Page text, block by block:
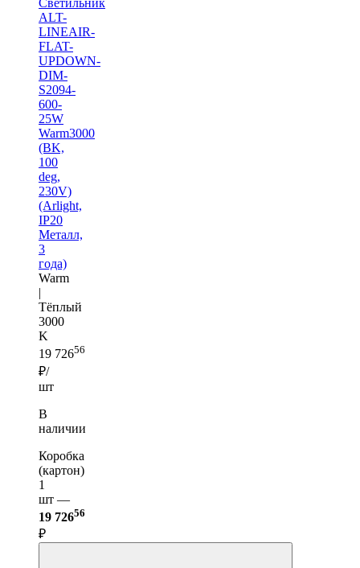
Светильник
ALT-
LINEAIR-
FLAT-
UPDOWN-
DIM-
S2094-
600-
25W
Warm3000
(BK,
100
deg,
230V)
(Arlight,
IP20
Металл,
3
года)
Warm
|
Тёплый
3000
K
19 72656
₽/
шт
В
наличии
Коробка
(картон)
1
шт —
19 72656
₽